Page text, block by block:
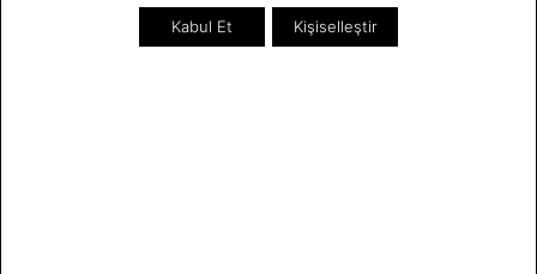
Blog
Kabul Et Kişiselleştir